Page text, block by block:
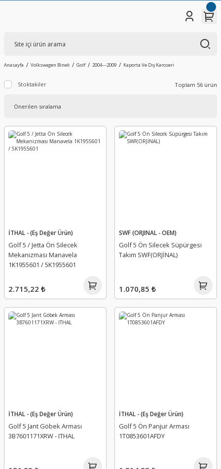
Anasayfa Volkswagen Binek Golf 2004---2009 Kaporta Ve Dış Karoseri
Stoktakiler Toplam 56 ürün
İTHAL - (Eş Değer Ürün)
Golf 5 / Jetta Ön Silecek
Mekanizması Manavela
1K1955601 / 5K1955601
2.715,22 ₺
SWF (ORJINAL - OEM)
Golf 5 Ön Silecek Süpürgesi
Takım SWF(ORJİNAL)
1.070,85 ₺
İTHAL - (Eş Değer Ürün)
Golf 5 Jant Göbek Arması
3B7601171XRW - ITHAL
İTHAL - (Eş Değer Ürün)
Golf 5 Ön Panjur Arması
1T0853601AFDY